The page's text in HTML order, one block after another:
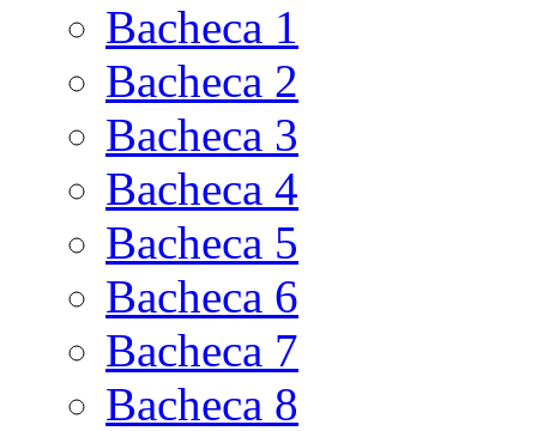
Bacheca 1
Bacheca 2
Bacheca 3
Bacheca 4
Bacheca 5
Bacheca 6
Bacheca 7
Bacheca 8